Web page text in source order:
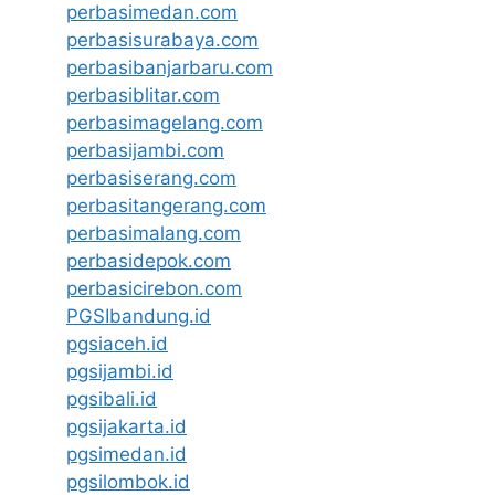
perbasimedan.com
perbasisurabaya.com
perbasibanjarbaru.com
perbasiblitar.com
perbasimagelang.com
perbasijambi.com
perbasiserang.com
perbasitangerang.com
perbasimalang.com
perbasidepok.com
perbasicirebon.com
PGSIbandung.id
pgsiaceh.id
pgsijambi.id
pgsibali.id
pgsijakarta.id
pgsimedan.id
pgsilombok.id